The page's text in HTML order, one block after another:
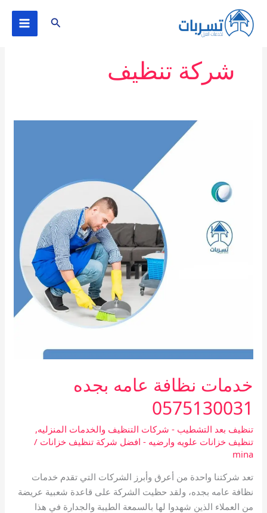
المحتوى
البحث
شركة تنظيف
خدمات نظافة عامه بجده
0575130031
تنظيف بعد التشطيب - شركات التنظيف والخدمات المنزليه,
تنظيف خزانات علويه وارضيه - افضل شركة تنظيف خزانات /
mina
تعد شركتنا واحدة من أعرق وأبرز الشركات التي تقدم خدمات
نظافة عامه بجده، ولقد حظيت الشركة على قاعدة شعبية عريضة
من العملاء الذين شهدوا لها بالسمعة الطيبة والجدارة في هذا
0575130031